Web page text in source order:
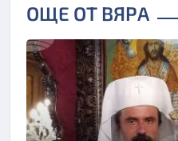
ОЩЕ ОТ ВЯРА